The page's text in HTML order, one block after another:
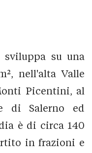
sviluppa su una
nell'alta Valle
Picentini, al
di Salerno ed
è di circa 140
in frazioni e